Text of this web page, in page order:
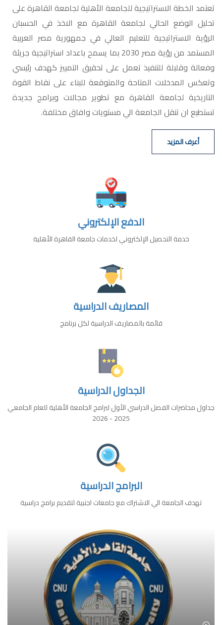
تعتمد الخطة الاستراتيجية للجامعة الأهلية لجامعة القاهرة على
تحليل الوضع الحالي لجامعة القاهرة مع الاخذ في الحسبان
الرؤية الاستراتيجية للتعليم العالي في جمهورية مصر العربية
المستمد من رؤية مصر 2030 بما يسمح باعداد استراتيجية جريئة
وفعالة وقلبلة للتنفيذ تعمل على تحقيق التمييز كهدف رئيسي
وتعكس المدخلات المتاحة والمتوقعة للبناء على نقاط القوة
التاريخية لجامعة القاهرة مع تطوير مجالات وبرامج جديدة
تستطيع ان تنقل الجامعة الي مستويات وافاق مختلفة.
أعرف المزيد
الدفع الإلكتروني
خدمة التحصيل الإلكتروني لخدمات جامعة القاهرة الأهلية
المصاريف الدراسية
قائمة بالمصاريف الدراسية لكل برنامج
الجداول الدراسية
جداول محاضرات الفصل الدراسي الأول لبرامج الجامعة الأهلية للعام الجامعي
2025 - 2026
البرامج الدراسية
تهدف الجامعة الي الاشتراك مع جامعات اجنبية لتقديم برامج دراسية